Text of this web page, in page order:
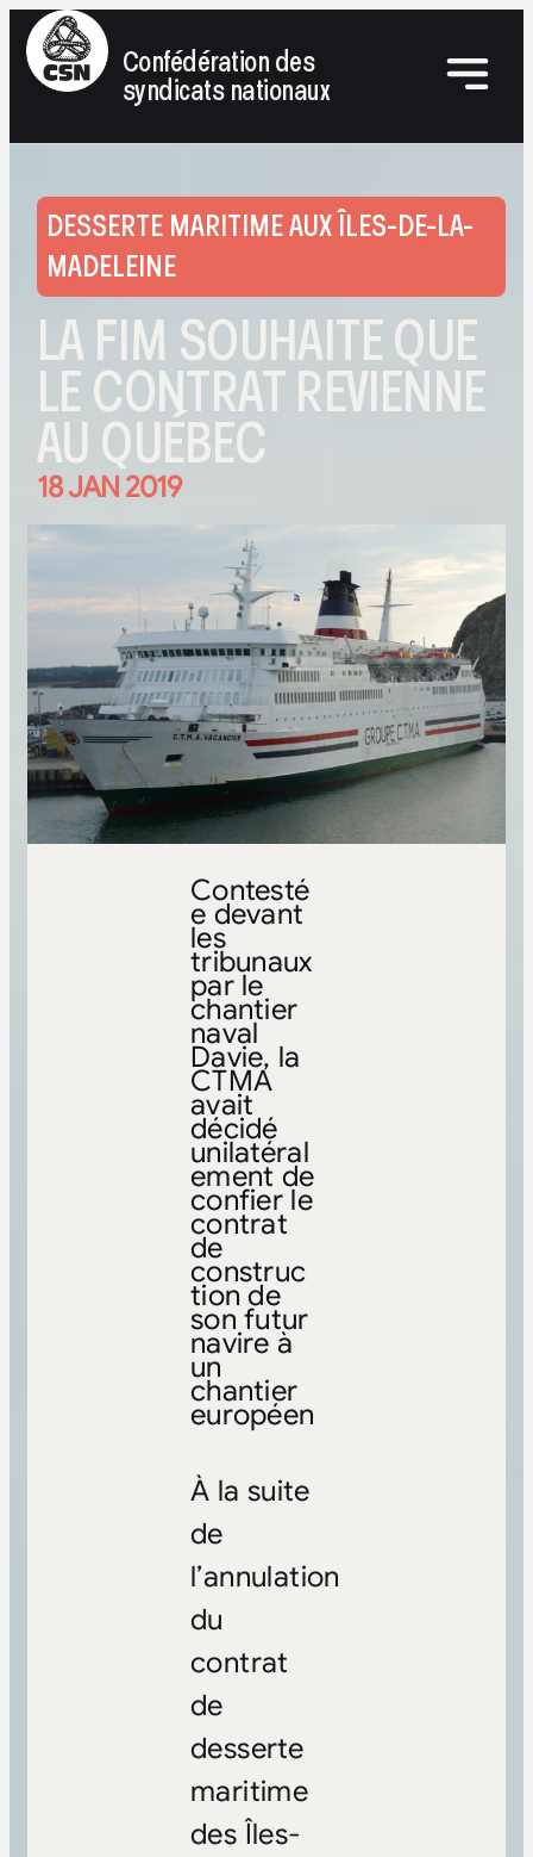
Confédération des
syndicats nationaux
DESSERTE MARITIME AUX ÎLES-DE-LA-
MADELEINE
LA FIM SOUHAITE QUE
LE CONTRAT REVIENNE
AU QUÉBEC
18 JAN 2019
Contesté
e devant
les
tribunaux
par le
chantier
naval
Davie, la
CTMA
avait
décidé
unilatéral
ement de
confier le
contrat
de
construc
tion de
son futur
navire à
un
chantier
européen
À la suite
de
l’annulation
du
contrat
de
desserte
maritime
des Îles-